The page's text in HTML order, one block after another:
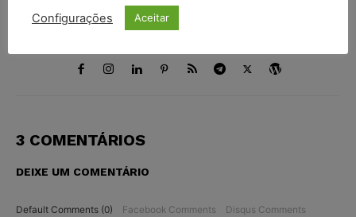
uma comunidade jurídica onde os internautas possam
compartilhar suas informações, ideias e delegar cada
3 COMENTÁRIOS
DEIXE UM COMENTÁRIO
Default Comments (0) Facebook Comments Disqus Comments
Configurações Aceitar